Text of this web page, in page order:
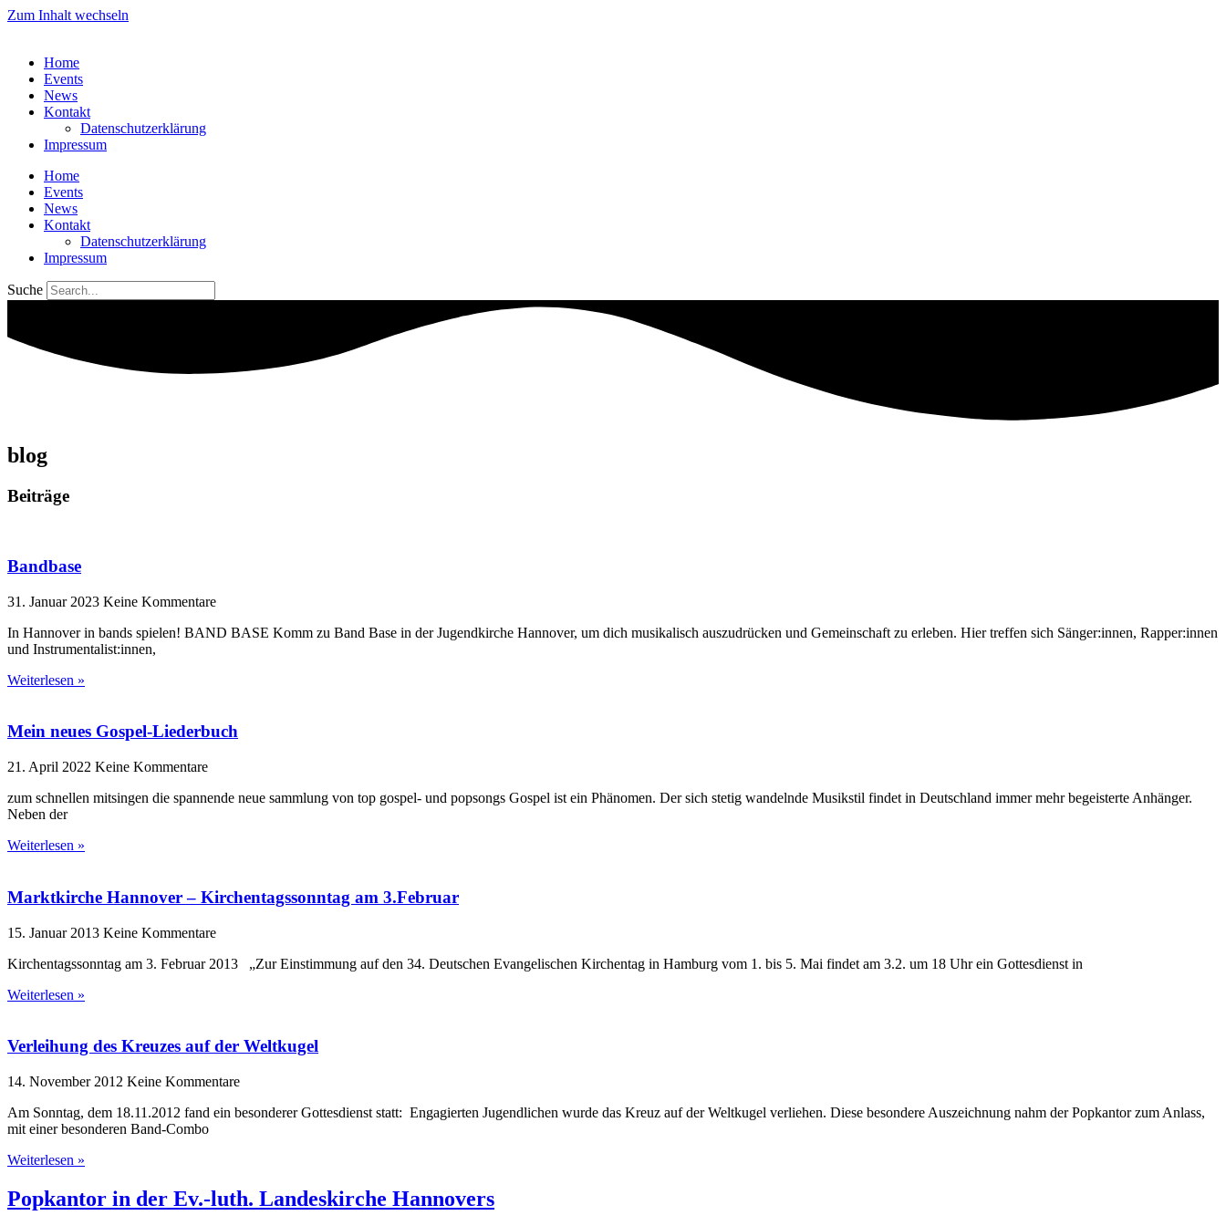
Zum Inhalt wechseln
Home
Events
News
Kontakt
Datenschutzerklärung
Impressum
Home
Events
News
Kontakt
Datenschutzerklärung
Impressum
Suche
blog
Beiträge
Bandbase
31. Januar 2023 Keine Kommentare
In Hannover in bands spielen! BAND BASE Komm zu Band Base in der Jugendkirche Hannover, um dich musikalisch auszudrücken und Gemeinschaft zu erleben. Hier treffen sich Sänger:innen, Rapper:innen
und Instrumentalist:innen,
Weiterlesen »
Mein neues Gospel-Liederbuch
21. April 2022 Keine Kommentare
zum schnellen mitsingen die spannende neue sammlung von top gospel- und popsongs Gospel ist ein Phänomen. Der sich stetig wandelnde Musikstil findet in Deutschland immer mehr begeisterte Anhänger.
Neben der
Weiterlesen »
Marktkirche Hannover – Kirchentagssonntag am 3.Februar
15. Januar 2013 Keine Kommentare
Kirchentagssonntag am 3. Februar 2013 „Zur Einstimmung auf den 34. Deutschen Evangelischen Kirchentag in Hamburg vom 1. bis 5. Mai findet am 3.2. um 18 Uhr ein Gottesdienst in
Weiterlesen »
Verleihung des Kreuzes auf der Weltkugel
14. November 2012 Keine Kommentare
Am Sonntag, dem 18.11.2012 fand ein besonderer Gottesdienst statt: Engagierten Jugendlichen wurde das Kreuz auf der Weltkugel verliehen. Diese besondere Auszeichnung nahm der Popkantor zum Anlass,
mit einer besonderen Band-Combo
Weiterlesen »
Popkantor in der Ev.-luth. Landeskirche Hannovers